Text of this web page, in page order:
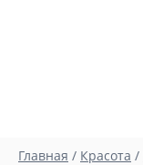
Главная / Красота /